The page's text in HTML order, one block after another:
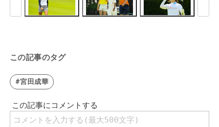
この記事のタグ
#宮田成華